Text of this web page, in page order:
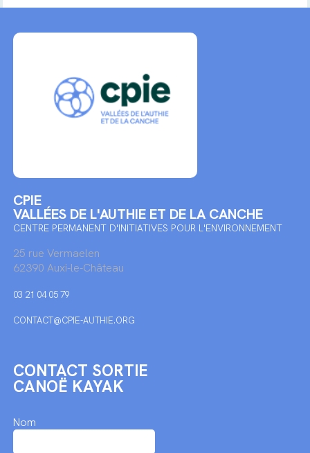
CPIE
VALLÉES DE L'AUTHIE ET DE LA CANCHE
CENTRE PERMANENT D'INITIATIVES POUR L'ENVIRONNEMENT
25 rue Vermaelen
62390 Auxi-le-Château
03 21 04 05 79
CONTACT@CPIE-AUTHIE.ORG
CONTACT SORTIE
CANOË KAYAK
Nom